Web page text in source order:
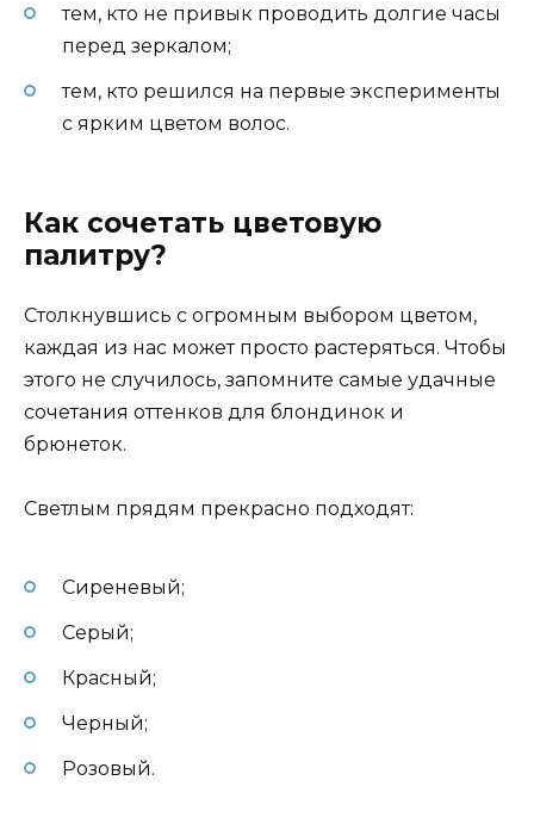
тем, кто не привык проводить долгие часы
перед зеркалом;
тем, кто решился на первые эксперименты
с ярким цветом волос.
Как сочетать цветовую
палитру?
Столкнувшись с огромным выбором цветом,
каждая из нас может просто растеряться. Чтобы
этого не случилось, запомните самые удачные
сочетания оттенков для блондинок и
брюнеток.
Светлым прядям прекрасно подходят:
Сиреневый;
Серый;
Красный;
Черный;
Розовый.